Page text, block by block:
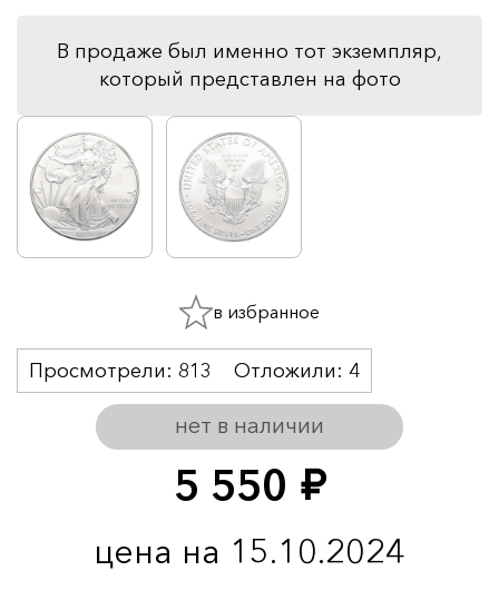
В продаже был именно тот экземпляр,
который представлен на фото
5 550 руб.
цена на 15.10.2024
нет в наличии
Просмотрели: 813 Отложили: 4
в избранное